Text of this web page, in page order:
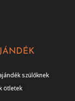
szülőknek
ötletek